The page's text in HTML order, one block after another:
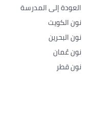
العودة إلى المدرسة
نون الكويت
نون البحرين
نون عُمان
نون قطر